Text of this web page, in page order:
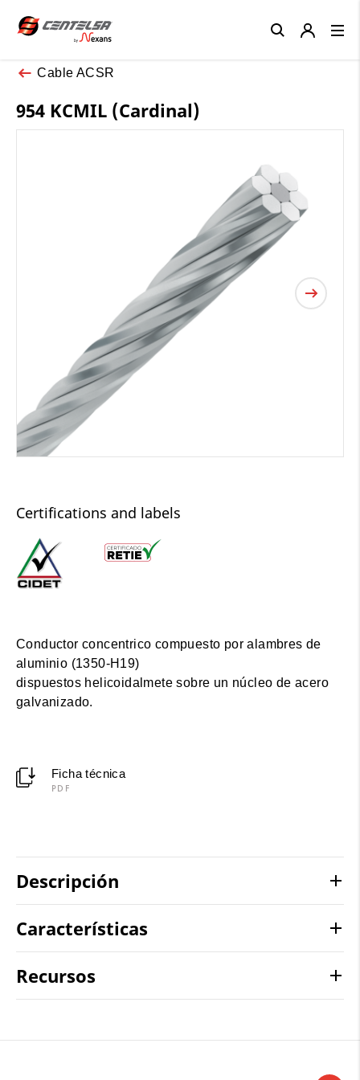
Cable ACSR
954 KCMIL (Cardinal)
Certifications and labels
Conductor concentrico compuesto por alambres de
aluminio (1350-H19)
dispuestos helicoidalmete sobre un núcleo de acero
galvanizado.
Ficha técnica
PDF
Descripción
Características
Recursos
Close